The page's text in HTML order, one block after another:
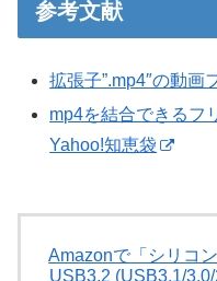
参考文献
拡張子”.mp4″の動画
mp4を結合できるフ
Yahoo!知恵袋
Amazonで「シリコ
USB3.2 (USB3.1/